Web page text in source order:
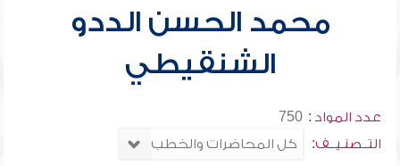
محمد الحسن الددو
الشنقيطي
عدد المواد : 750
التــصنـيــف: